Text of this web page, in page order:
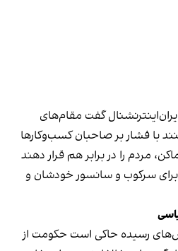
گفت مقام‌های
با فشار بر صاحبان کسب‌وکارها
مردم را در برابر هم قرار دهند
برای سرکوب و سانسور خودشان و
رسیده حاکی است حکومت از